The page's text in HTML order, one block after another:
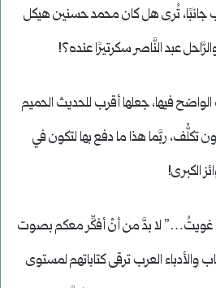
جانبًا، تُرى هل كان محمد حسنين هيكل
عبد النَّاصر سكرتيرًا عنده؟!
فيها، جعلها أقرب للحديث الحميم
ربَّما هذا ما دفع بها لتكون في
الكبرى!
غويتُ…” لا بدَّ من أنْ أفكِّر معكم بصوت
والأدباء العرب ترقى كتاباتهم لمستوى